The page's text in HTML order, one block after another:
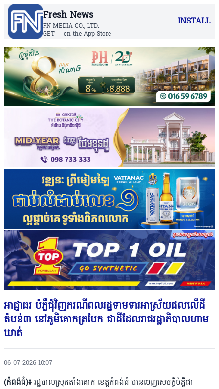
Fresh News
FN MEDIA CO., LTD.
GET -- on the App Store
INSTALL
អាជ្ញាធរ បំភ្លឺជុំវិញករណីពលរដ្ឋទាមទារអាស្រ័យផលលើដី
តំបន់៣ នៅភូមិគោកត្របែក ជាដីដែលរាជរដ្ឋាភិបាលហាម
ឃាត់
06-07-2026 10:07
(កំពង់ធំ)៖ រដ្ឋបាលស្រុកតាំងគោក ខេត្តកំពង់ធំ បានចេញសេចក្តីបំភ្លឺជា